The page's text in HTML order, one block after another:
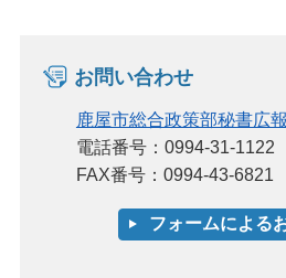
お問い合わせ
鹿屋市総合政策部秘書広
電話番号：0994-31-1122
FAX番号：0994-43-6821